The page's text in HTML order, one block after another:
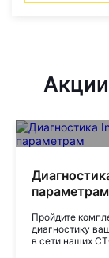
параметрам
Пройдите
диагностику
в сети наших